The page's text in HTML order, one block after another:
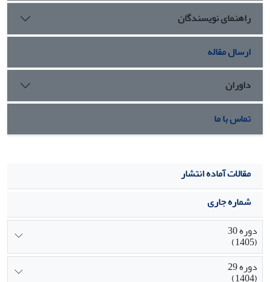
راهنمای نویسندگان
ارسال مقاله
داوران
تماس با ما
مقالات آماده انتشار
شماره جاری
دوره 30
(1405)
دوره 29
(1404)